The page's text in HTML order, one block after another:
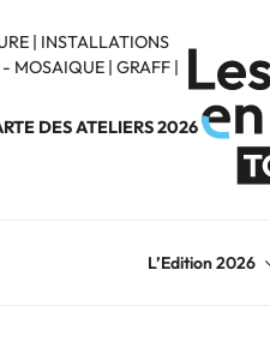
| INSTALLATIONS
MOSAIQUE | GRAFF |
DES ATELIERS 2026
L’Edition 2026